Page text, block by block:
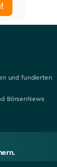
und fundierten
BörsenNews